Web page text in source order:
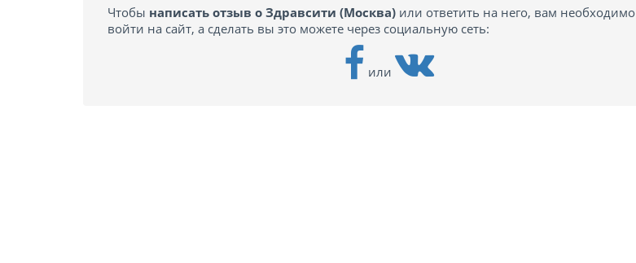
Чтобы написать отзыв о Здравсити (Москва) или ответить на него, вам необходимо
войти на сайт, а сделать вы это можете через социальную сеть:
или